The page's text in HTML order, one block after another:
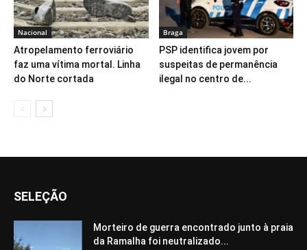
Nacional
Atropelamento ferroviário
faz uma vítima mortal. Linha
do Norte cortada
Braga
PSP identifica jovem por
suspeitas de permanência
ilegal no centro de...
SELEÇÃO
Morteiro de guerra encontrado junto à praia
da Ramalha foi neutralizado...